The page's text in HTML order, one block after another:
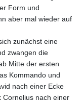
Form und
aber mal wieder auf
zunächst eine
zwangen die
Mitte der ersten
Kommando und
nach einer Ecke
Cornelius nach einer